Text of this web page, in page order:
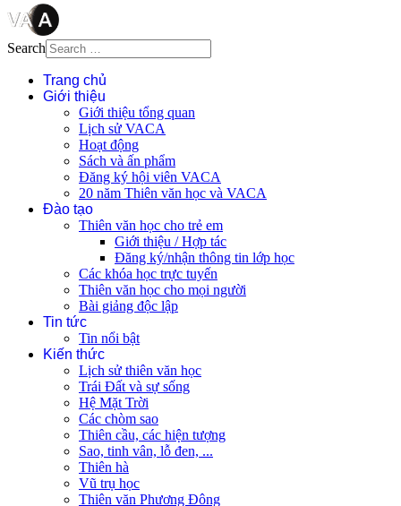
Search
Trang chủ
Giới thiệu
Giới thiệu tổng quan
Lịch sử VACA
Hoạt động
Sách và ấn phẩm
Đăng ký hội viên VACA
20 năm Thiên văn học và VACA
Đào tạo
Thiên văn học cho trẻ em
Giới thiệu / Hợp tác
Đăng ký/nhận thông tin lớp học
Các khóa học trực tuyến
Thiên văn học cho mọi người
Bài giảng độc lập
Tin tức
Tin nổi bật
Kiến thức
Lịch sử thiên văn học
Trái Đất và sự sống
Hệ Mặt Trời
Các chòm sao
Thiên cầu, các hiện tượng
Sao, tinh vân, lỗ đen, ...
Thiên hà
Vũ trụ học
Thiên văn Phương Đông